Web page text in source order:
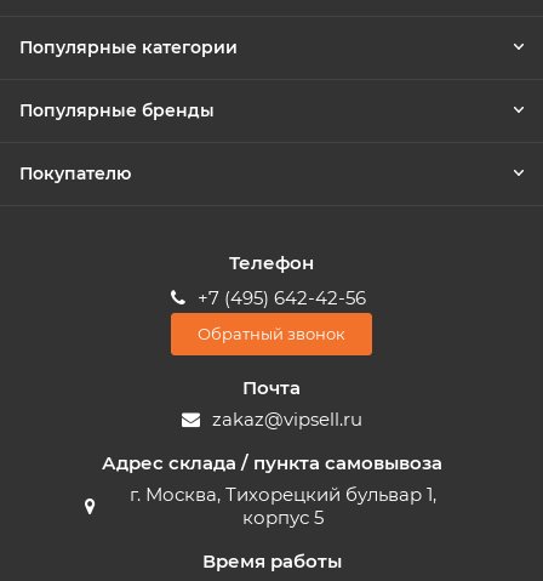
Популярные категории
Популярные бренды
Покупателю
Телефон
+7 (495) 642-42-56
Обратный звонок
Почта
zakaz@vipsell.ru
Адрес склада / пункта самовывоза
г. Москва, Тихорецкий бульвар 1,
корпус 5
Время работы